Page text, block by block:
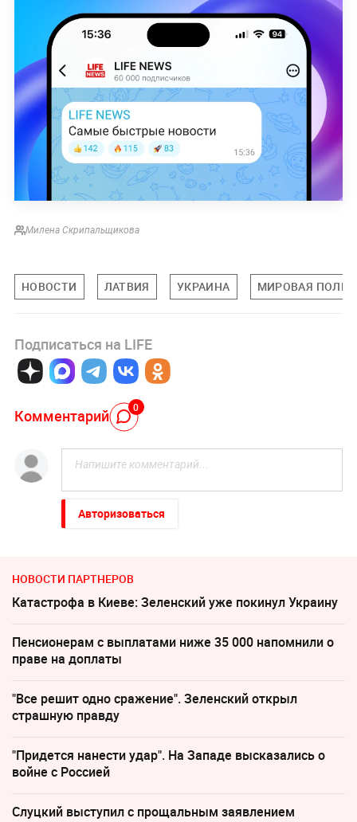
Милена Скрипальщикова
НОВОСТИ ЛАТВИЯ УКРАИНА МИРОВАЯ
Подписаться на LIFE
Комментарий 0
Авторизоваться
НОВОСТИ ПАРТНЕРОВ
Катастрофа в Киеве: Зеленский уже покинул Украину
Пенсионерам с выплатами ниже 35 000 напомнили о
праве на доплаты
"Все решит одно сражение". Зеленский открыл
страшную правду
"Придется нанести удар". На Западе высказались о
войне с Россией
Слуцкий выступил с прощальным заявлением